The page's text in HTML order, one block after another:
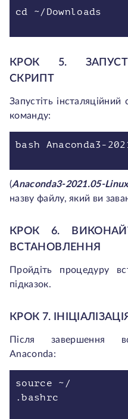
cd ~/Downloads
КРОК 5.
СКРИПТ
Запустіть
команду:
bash Anaconda3-
(Anaconda3-2021.05-
назву файлу, який ви
КРОК 6.
ВСТАНОВЛЕННЯ
Пройдіть процедуру
підказок.
КРОК 7.
Після завершення
Anaconda:
source ~/
.bashrc